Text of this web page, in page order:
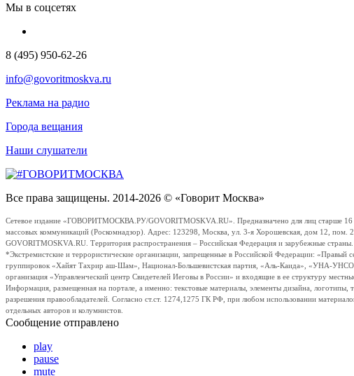
Мы в соцсетях
8 (495) 950-62-26
info@govoritmoskva.ru
Реклама на радио
Города вещания
Наши слушатели
Все права защищены. 2014-2026 © «Говорит Москва»
Сетевое издание «ГОВОРИТМОСКВА.РУ/GOVORITMOSKVA.RU». Предназначено для лиц старше 16
массовых коммуникаций (Роскомнадзор). Адрес: 123298, Москва, ул. 3-я Хорошевская, дом 12,
GOVORITMOSKVA.RU. Территория распространения – Российская Федерация и зарубежные
*Экстремистские и террористические организации, запрещенные в Российской Федерации:
группировок «Хайят Тахрир аш-Шам», Национал-Большевистская партия, «Аль-Каида», «УНА-
организация «Управленческий центр Свидетелей Иеговы в России» и входящие в ее структуру
Информация, размещенная на портале, а именно: текстовые материалы, элементы дизайна,
разрешения правообладателей. Согласно ст.ст. 1274,1275 ГК РФ, при любом использовании
отдельных авторов и колумнистов.
Сообщение отправлено
play
pause
mute